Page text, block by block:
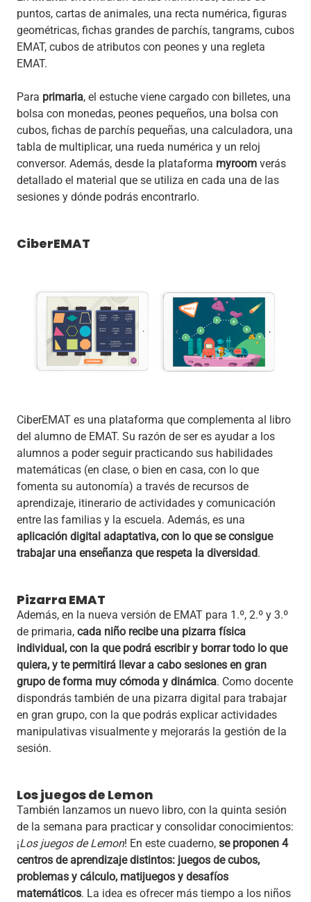
puntos, cartas de animales, una recta numérica, figuras
geométricas, fichas grandes de parchís, tangrams, cubos
EMAT, cubos de atributos con peones y una regleta
EMAT.
Para primaria, el estuche viene cargado con billetes, una
bolsa con monedas, peones pequeños, una bolsa con
cubos, fichas de parchís pequeñas, una calculadora, una
tabla de multiplicar, una rueda numérica y un reloj
conversor. Además, desde la plataforma myroom verás
detallado el material que se utiliza en cada una de las
sesiones y dónde podrás encontrarlo.
CiberEMAT
CiberEMAT es una plataforma que complementa al libro
del alumno de EMAT. Su razón de ser es ayudar a los
alumnos a poder seguir practicando sus habilidades
matemáticas (en clase, o bien en casa, con lo que
fomenta su autonomía) a través de recursos de
aprendizaje, itinerario de actividades y comunicación
entre las familias y la escuela. Además, es una
aplicación digital adaptativa, con lo que se consigue
trabajar una enseñanza que respeta la diversidad.
Pizarra EMAT
Además, en la nueva versión de EMAT para 1.º, 2.º y 3.º
de primaria, cada niño recibe una pizarra física
individual, con la que podrá escribir y borrar todo lo que
quiera, y te permitirá llevar a cabo sesiones en gran
grupo de forma muy cómoda y dinámica. Como docente
dispondrás también de una pizarra digital para trabajar
en gran grupo, con la que podrás explicar actividades
manipulativas visualmente y mejorarás la gestión de la
sesión.
Los juegos de Lemon
También lanzamos un nuevo libro, con la quinta sesión
de la semana para practicar y consolidar conocimientos:
¡Los juegos de Lemon! En este cuaderno, se proponen 4
centros de aprendizaje distintos: juegos de cubos,
problemas y cálculo, matijuegos y desafíos
matemáticos. La idea es ofrecer más tiempo a los niños